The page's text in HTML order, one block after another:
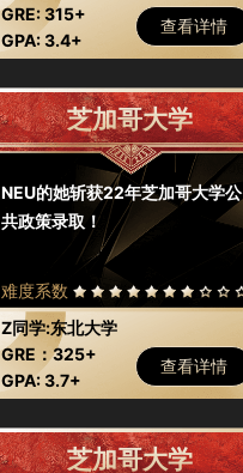
GRE: 315+
GPA: 3.4+
查看详情
芝加哥大学
NEU的她斩获22年芝加哥大学公
共政策录取！
难度系数
Z同学:东北大学
GRE：325+
（线上考）
GPA: 3.7+
查看详情
芝加哥大学